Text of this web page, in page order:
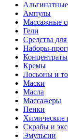
Ампулы
Массажные
Гели
Средства
Наборы-
Концентраты
Кремы
Лосьоны и
Маски
Масла
Массажеры
Пенки
Химические
Скрабы и
Эмульсии